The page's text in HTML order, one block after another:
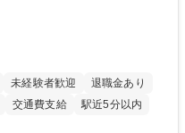
未経験者歓迎
退職金あり
交通費支給
駅近5分以内